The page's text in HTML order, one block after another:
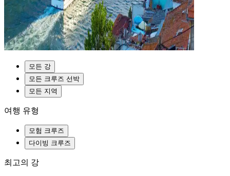
모든 강
모든 크루즈 선박
모든 지역
여행 유형
모험 크루즈
다이빙 크루즈
최고의 강